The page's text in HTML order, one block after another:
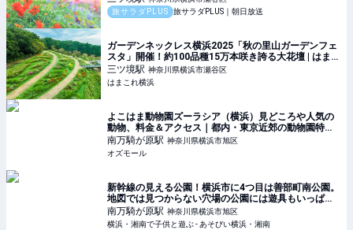
旅サラダPLUS
旅サラダPLUS｜朝日放送
ガーデンネックレス横浜2025「秋の里山ガーデンフェ
スタ」開催！約100品種15万本咲き誇る大花壇 | はまこ
れ横浜
三ツ境駅 神奈川県横浜市瀬谷区
はまこれ横浜
よこはま動物園ズーラシア（横浜）見どころや人気の
動物、料金＆アクセス｜都内・東京近郊の動物園特集
2023 - OZmall
南万騎が原駅 神奈川県横浜市旭区
オズモール
新幹線の見える公園！横浜市に4つ目は善部町南公園。
地図では見つからない穴場の公園には遊具もいっぱ
い！駅から10分。[相鉄いずみ野線 南万騎が原駅から]
南万騎が原駅 神奈川県横浜市旭区
横浜・湘南で子供と遊ぶ - あそびい横浜・湘南